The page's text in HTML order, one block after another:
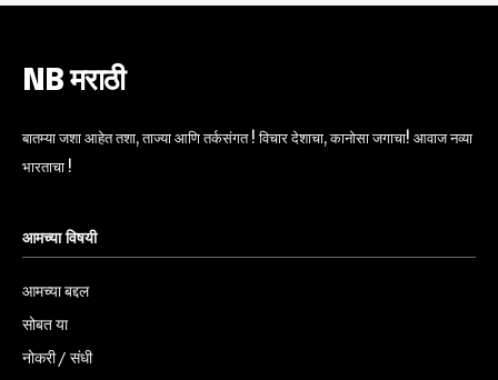
NB मराठी
बातम्या जशा आहेत तशा, ताज्या आणि तर्कसंगत ! विचार देशाचा, कानोसा जगाचा! आवाज नव्या
भारताचा !
आमच्या विषयी
आमच्या बद्दल
सोबत या
नोकरी / संधी